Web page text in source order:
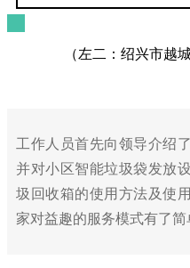
（左二：绍兴市越
工作人员首先向领导介绍
并对小区智能垃圾袋发放
圾回收箱的使用方法及使
家对益趣的服务模式有了简